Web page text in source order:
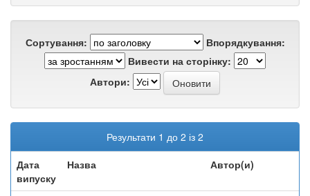
Сортування:
Впорядкування:
Вивести на сторінку:
Автори:
Результати 1 до 2 із 2
Дата
випуску
Назва Автор(и)